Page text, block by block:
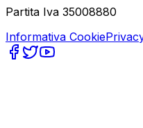
Partita Iva 35008880
Informativa Cookie